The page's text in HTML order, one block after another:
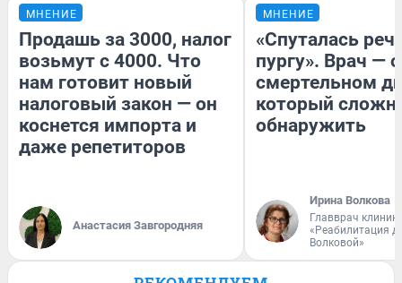
МНЕНИЕ
Продашь за 3000, налог
возьмут с 4000. Что
нам готовит новый
налоговый закон — он
коснется импорта и
даже репетиторов
Анастасия Завгородняя
МНЕНИЕ
«Спуталась
пургу». Врач — о
смертельном
который
обнаружить
Ирина Волкова
Главврач
«Реабилитация
Волковой»